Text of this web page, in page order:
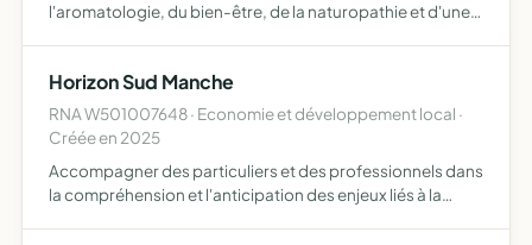
l'aromatologie, du bien-être, de la naturopathie et d'une
formations su…
Horizon Sud Manche
RNA W501007648 · Economie et développement local ·
Créée en 2025
Accompagner des particuliers et des professionnels dans
la compréhension et l'anticipation des enjeux liés à la